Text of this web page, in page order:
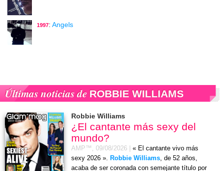
1997: Angels
Últimas noticias de ROBBIE WILLIAMS
Robbie Williams
¿El cantante más sexy del
mundo?
AMP™, 09/08/2026
« El cantante vivo más
sexy 2026 ». Robbie Williams, de 52 años,
acaba de ser coronada con semejante título por